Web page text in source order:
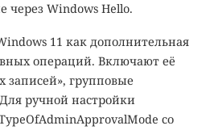
через Windows Hello.
11 как дополнительная
операций. Включают её
записей», групповые
ручной настройки
со